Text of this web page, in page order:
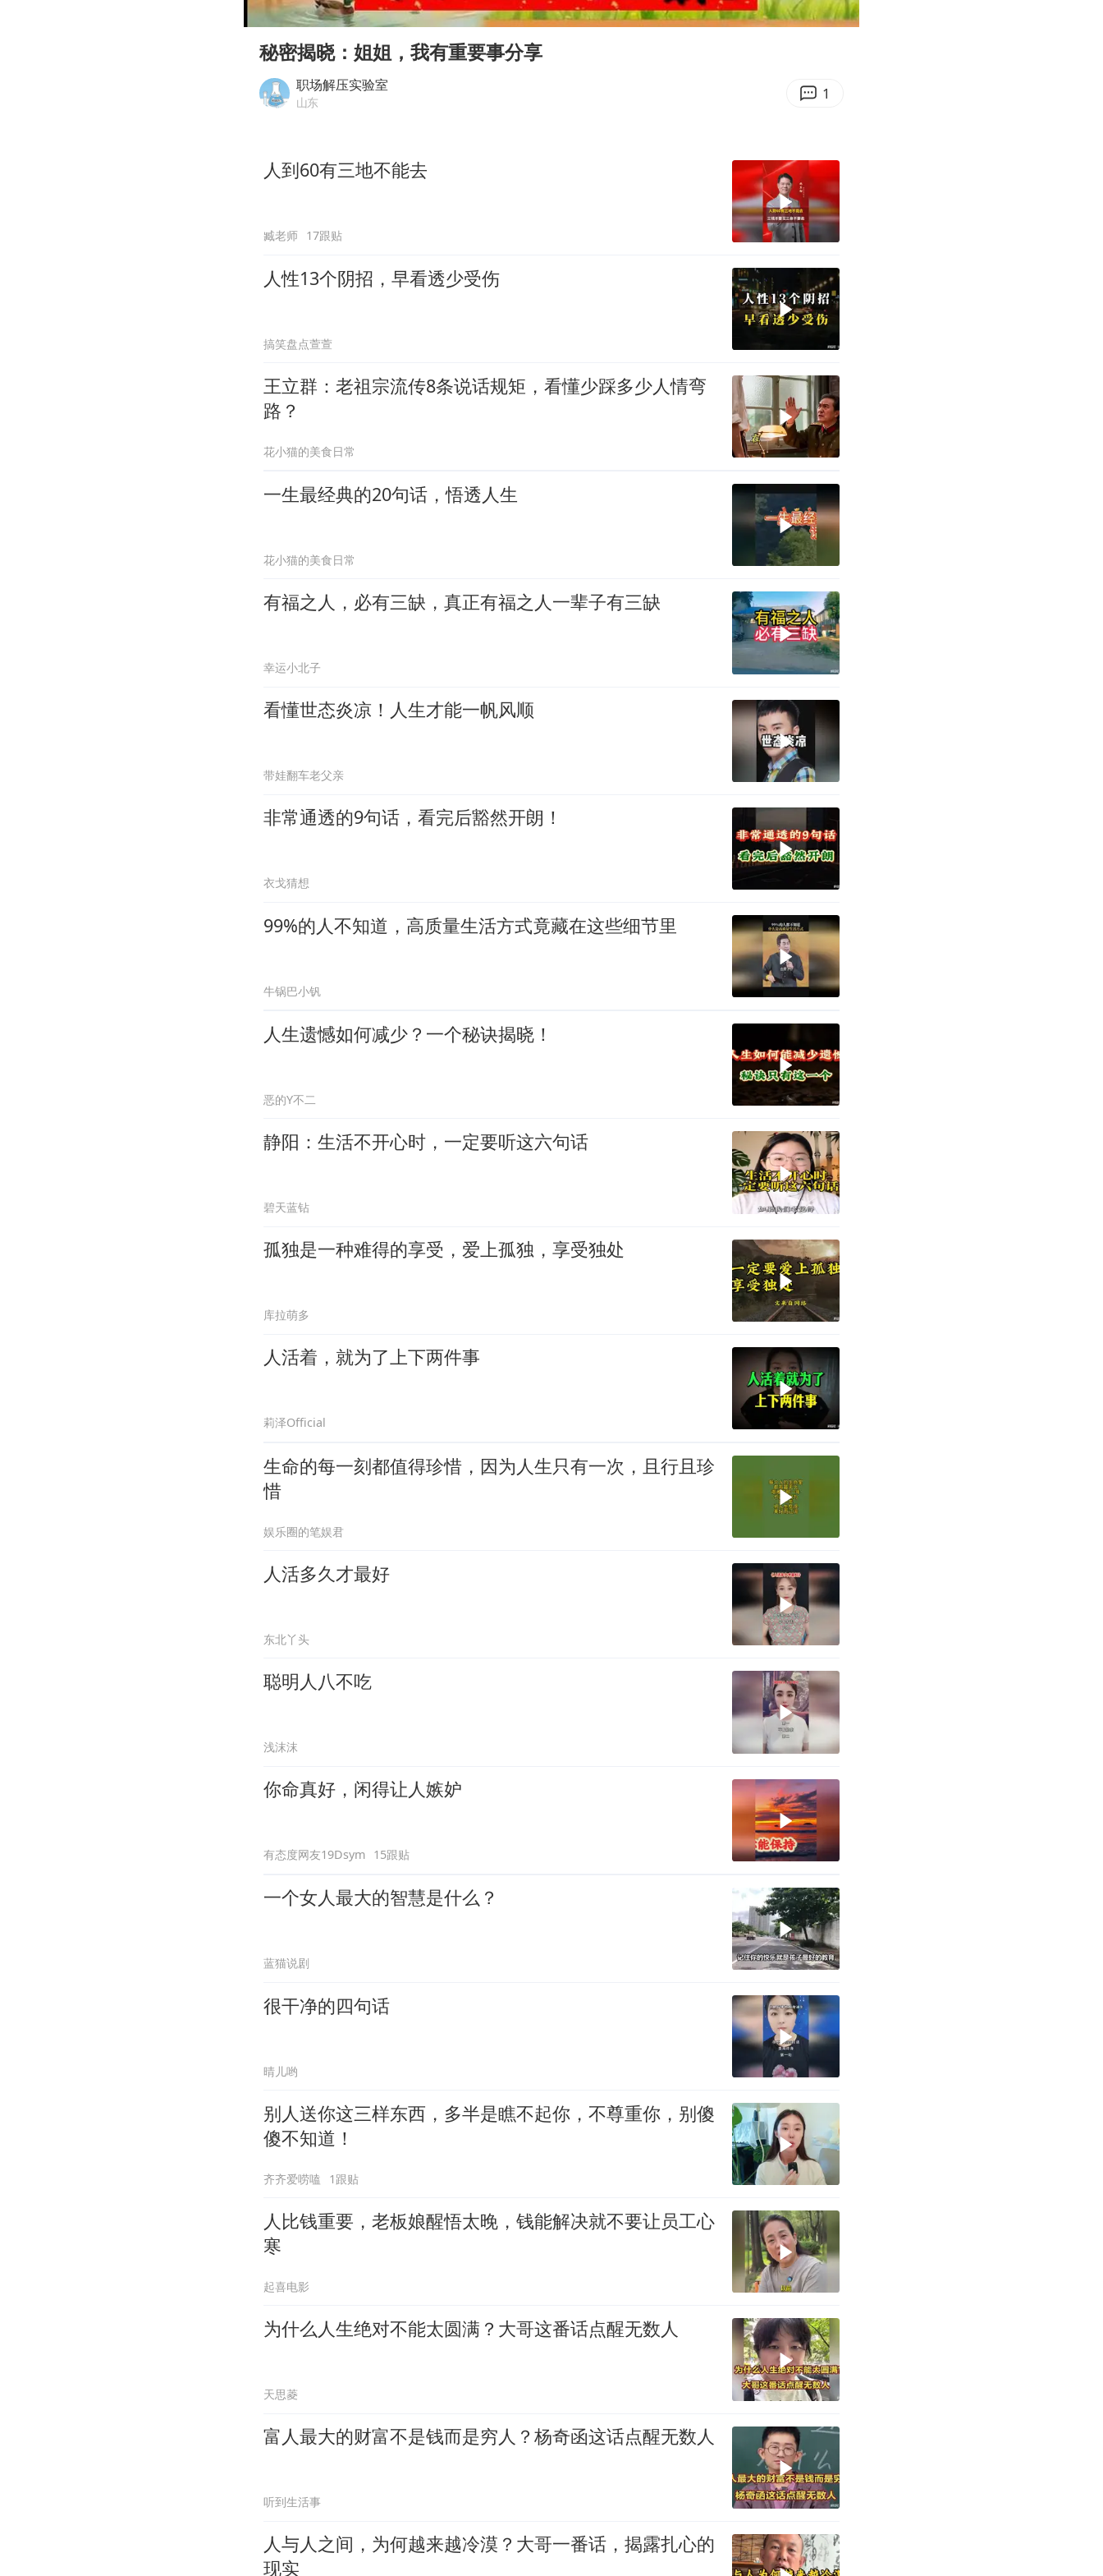
笔试第一被劝弃考涉事副校长被撤职
《龙餐馆》 冲奖
构建更高水平的全民健身公共服务体系
奋力开创中国式现代化建设新局面
Play
00:00 03:08
Enter
秘密揭晓：姐姐，我有重要事分享
职场解压实验室
山东 1
人到60有三地不能去
臧老师 17跟贴
人性13个阴招，早看透少受伤
搞笑盘点萱萱
王立群：老祖宗流传8条说话规矩，看懂少踩多少人情弯
路？
花小猫的美食日常
一生最经典的20句话，悟透人生
花小猫的美食日常
有福之人，必有三缺，真正有福之人一辈子有三缺
幸运小北子
看懂世态炎凉！人生才能一帆风顺
带娃翻车老父亲
非常通透的9句话，看完后豁然开朗！
衣戈猜想
99%的人不知道，高质量生活方式竟藏在这些细节里
牛锅巴小钒
人生遗憾如何减少？一个秘诀揭晓！
恶的Y不二
静阳：生活不开心时，一定要听这六句话
碧天蓝钻
孤独是一种难得的享受，爱上孤独，享受独处
库拉萌多
人活着，就为了上下两件事
莉泽Official
生命的每一刻都值得珍惜，因为人生只有一次，且行且珍
惜
娱乐圈的笔娱君
人活多久才最好
东北丫头
聪明人八不吃
浅沫沫
你命真好，闲得让人嫉妒
有态度网友19Dsym 15跟贴
一个女人最大的智慧是什么？
蓝猫说剧
很干净的四句话
晴儿哟
别人送你这三样东西，多半是瞧不起你，不尊重你，别傻
傻不知道！
齐齐爱唠嗑 1跟贴
人比钱重要，老板娘醒悟太晚，钱能解决就不要让员工心
寒
起喜电影
为什么人生绝对不能太圆满？大哥这番话点醒无数人
天思菱
富人最大的财富不是钱而是穷人？杨奇函这话点醒无数人
听到生活事
人与人之间，为何越来越冷漠？大哥一番话，揭露扎心的
现实